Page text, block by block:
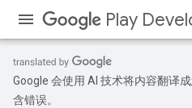
Play
Google 会使用 AI 技术将内容翻译
含错误。